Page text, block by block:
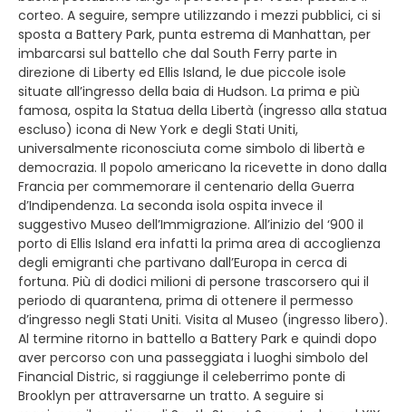
corteo. A seguire, sempre utilizzando i mezzi pubblici, ci si
sposta a Battery Park, punta estrema di Manhattan, per
imbarcarsi sul battello che dal South Ferry parte in
direzione di Liberty ed Ellis Island, le due piccole isole
situate all’ingresso della baia di Hudson. La prima e più
famosa, ospita la Statua della Libertà (ingresso alla statua
escluso) icona di New York e degli Stati Uniti,
universalmente riconosciuta come simbolo di libertà e
democrazia. Il popolo americano la ricevette in dono dalla
Francia per commemorare il centenario della Guerra
d’Indipendenza. La seconda isola ospita invece il
suggestivo Museo dell’Immigrazione. All’inizio del ‘900 il
porto di Ellis Island era infatti la prima area di accoglienza
degli emigranti che partivano dall’Europa in cerca di
fortuna. Più di dodici milioni di persone trascorsero qui il
periodo di quarantena, prima di ottenere il permesso
d’ingresso negli Stati Uniti. Visita al Museo (ingresso libero).
Al termine ritorno in battello a Battery Park e quindi dopo
aver percorso con una passeggiata i luoghi simbolo del
Financial Distric, si raggiunge il celeberrimo ponte di
Brooklyn per attraversarne un tratto. A seguire si